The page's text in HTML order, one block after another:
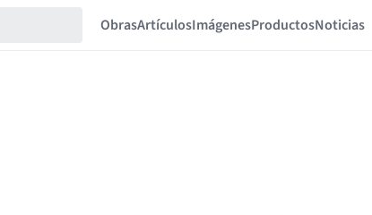
ObrasArtículosImágenesProductosNoticias